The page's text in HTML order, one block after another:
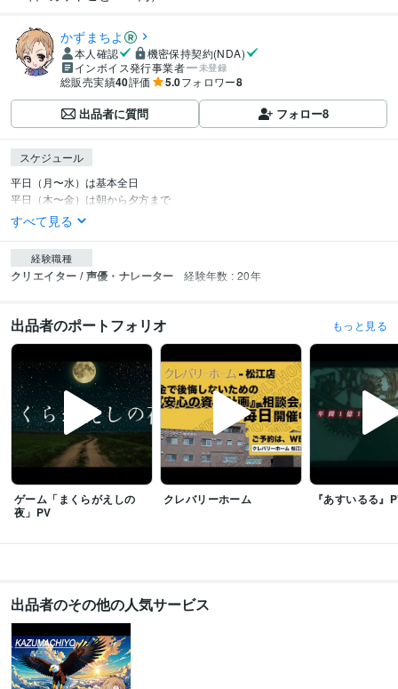
かずまちよ
本人確認
機密保持契約(NDA)
インボイス発行事業者
未登録
総販売実績40評価 5.0フォロワー8
出品者に質問 フォロー8
スケジュール
平日（月〜水）は基本全日
平日（木〜金）は朝から夕方まで
すべて見る
経験職種
クリエイター / 声優・ナレーター 経験年数 : 20年
出品者のポートフォリオ もっと見る
ゲーム「まくらがえしの
夜」PV
クレバリーホーム 『あすいるる』
出品者のその他の人気サービス